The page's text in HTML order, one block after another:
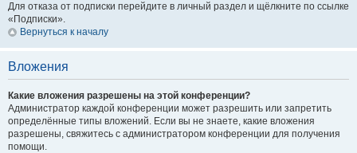
Для отказа от подписки перейдите в личный раздел и щёлкните по ссылке
«Подписки».
Вернуться к началу
Вложения
Какие вложения разрешены на этой конференции?
Администратор каждой конференции может разрешить или запретить
определённые типы вложений. Если вы не знаете, какие вложения
разрешены, свяжитесь с администратором конференции для получения
помощи.